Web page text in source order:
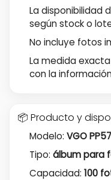
La disponibilidad
según stock o
No incluye fotos
La medida
con la
📦 Producto y
Modelo: VGO
Tipo: álbum para
Capacidad: 100